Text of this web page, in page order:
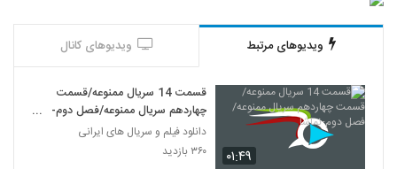
ویدیوهای مرتبط ویدیوهای کانال
۰۱:۴۹
قسمت 14 سریال ممنوعه/قسمت
چهاردهم سریال ممنوعه/فصل دوم-
نماشا
دانلود فیلم و سریال های ایرانی
۳۶۰ بازدید